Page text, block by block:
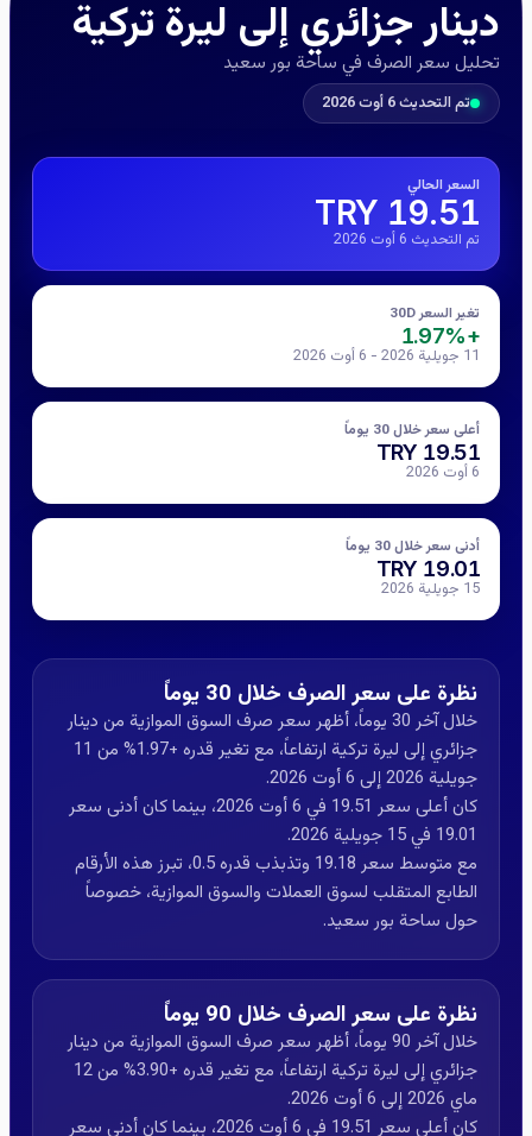
دينار جزائري إلى ليرة تركية
تحليل سعر الصرف في ساحة بور سعيد
تم التحديث 6 أوت 2026
السعر الحالي
19.51 TRY
تم التحديث 6 أوت 2026
تغير السعر 30D
+1.97%
11 جويلية 2026 - 6 أوت 2026
أعلى سعر خلال 30 يوماً
19.51 TRY
6 أوت 2026
أدنى سعر خلال 30 يوماً
19.01 TRY
15 جويلية 2026
نظرة على سعر الصرف خلال 30 يوماً
خلال آخر 30 يوماً، أظهر سعر صرف السوق الموازية من دينار
جزائري إلى ليرة تركية ارتفاعاً، مع تغير قدره +1.97% من 11
جويلية 2026 إلى 6 أوت 2026.
كان أعلى سعر 19.51 في 6 أوت 2026، بينما كان أدنى سعر
19.01 في 15 جويلية 2026.
مع متوسط سعر 19.18 وتذبذب قدره 0.5، تبرز هذه الأرقام
الطابع المتقلب لسوق العملات والسوق الموازية، خصوصاً
حول ساحة بور سعيد.
نظرة على سعر الصرف خلال 90 يوماً
خلال آخر 90 يوماً، أظهر سعر صرف السوق الموازية من دينار
جزائري إلى ليرة تركية ارتفاعاً، مع تغير قدره +3.90% من 12
ماي 2026 إلى 6 أوت 2026.
كان أعلى سعر 19.51 في 6 أوت 2026، بينما كان أدنى سعر